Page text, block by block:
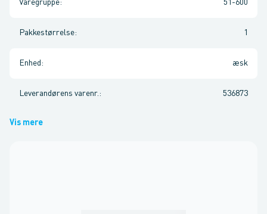
Varegruppe: 51-600
Pakkestørrelse: 1
Enhed : æsk
Leverandørens varenr. : 536873
Vis mere